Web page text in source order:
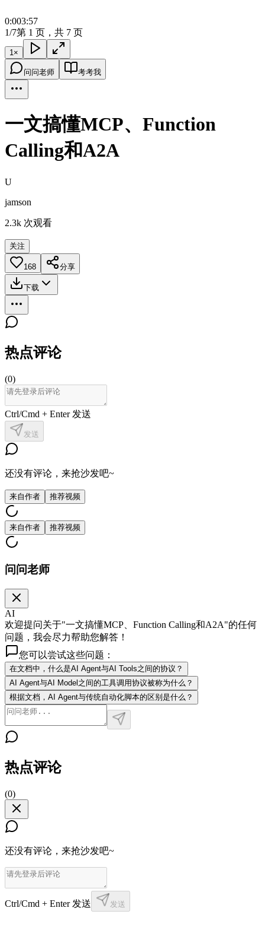
0:003:57
1/7第 1 页，共 7 页
1×
问问老师 考考我
一文搞懂MCP、Function
Calling和A2A
U
jamson
2.3k 次观看
关注
168 分享
下载
热点评论
(0)
Ctrl/Cmd + Enter 发送
发送
还没有评论，来抢沙发吧~
来自作者 推荐视频
来自作者 推荐视频
问问老师
AI
欢迎提问关于"一文搞懂MCP、Function Calling和A2A"的任何
问题，我会尽力帮助您解答！
您可以尝试这些问题：
在文档中，什么是AI Agent与AI Tools之间的协议？
AI Agent与AI Model之间的工具调用协议被称为什么？
根据文档，AI Agent与传统自动化脚本的区别是什么？
热点评论
(0)
还没有评论，来抢沙发吧~
Ctrl/Cmd + Enter 发送 发送